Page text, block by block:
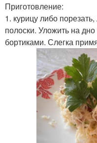
Приготовление:
1. курицу либо
полоски. Уложить на
бортиками. Слегка